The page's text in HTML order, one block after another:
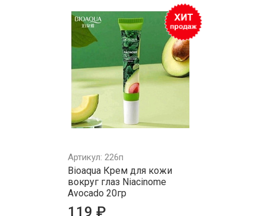
Артикул: 226п
Bioaqua Крем для кожи
вокруг глаз Niacinome
Avocado 20гр
119 ₽